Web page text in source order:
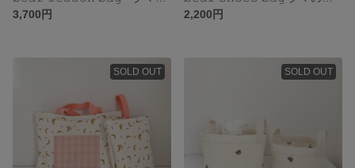
3,700円
2,200円
SOLD OUT SOLD OUT